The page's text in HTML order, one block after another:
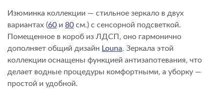
Изюминка коллекции — стильное зеркало в двух
вариантах (60 и 80 см.) с сенсорной подсветкой.
Помещенное в короб из ЛДСП, оно гармонично
дополняет общий дизайн Louna. Зеркала этой
коллекции оснащены функцией антизапотевания, что
делает водные процедуры комфортными, а уборку —
простой и удобной.